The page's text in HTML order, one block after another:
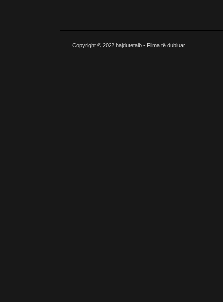
Copyright © 2022 hajdutetalb - Filma të dubluar